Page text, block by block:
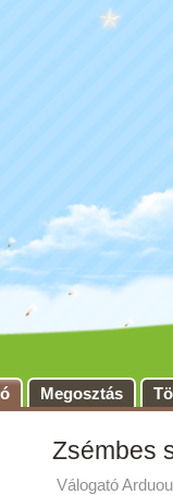
Megosztás
Zsémbes
Válogató